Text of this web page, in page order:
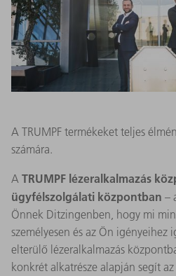
A TRUMPF termékeket teljes
számára.
A TRUMPF lézeralkalmazás
ügyfélszolgálati központban –
Önnek Ditzingenben, hogy mi
személyesen és az Ön igényeihez
elterülő lézeralkalmazás
konkrét alkatrésze alapján segít